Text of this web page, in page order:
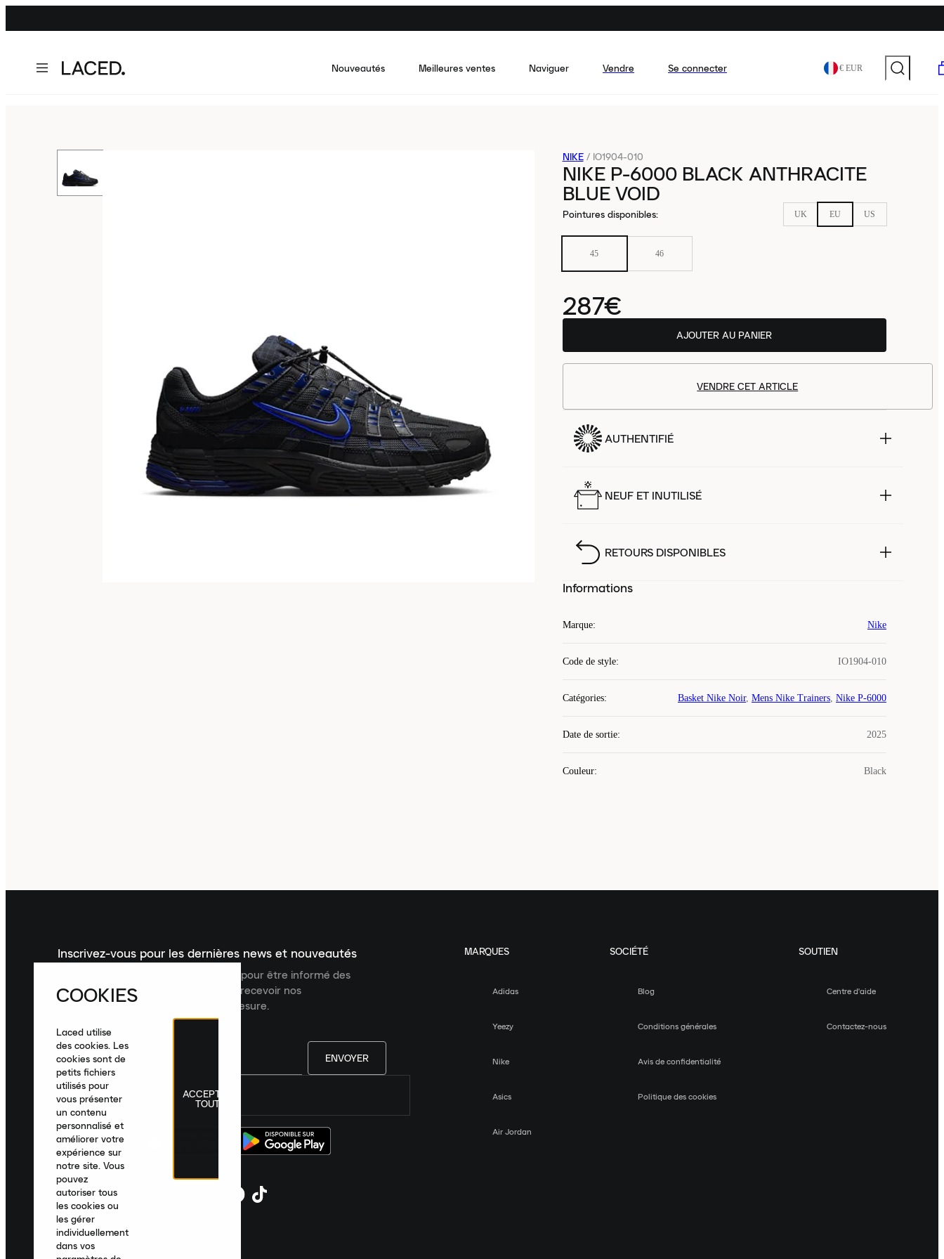
Nouveautés Meilleures ventes Naviguer Vendre Se connecter € EUR
NIKE / IO1904-010
NIKE P-6000 BLACK ANTHRACITE
BLUE VOID
Pointures disponibles: UK EU US
45 46
287€
AJOUTER AU PANIER
VENDRE CET ARTICLE
AUTHENTIFIÉ
NEUF ET INUTILISÉ
RETOURS DISPONIBLES
Informations
Marque: Nike
Code de style: IO1904-010
Catégories: Basket Nike Noir, Mens Nike Trainers, Nike P-6000
Date de sortie: 2025
Couleur: Black
Inscrivez-vous pour les dernières news et nouveautés
Inscrivez-vous à la newsletter Laced pour être informé des
dernières nouveautés, collections et recevoir nos
recommandations de produits sur mesure.
ENVOYER
France|Français
MARQUES
Adidas
Yeezy
Nike
Asics
Air Jordan
SOCIÉTÉ
Blog
Conditions générales
Avis de confidentialité
Politique des cookies
SOUTIEN
Centre d'aide
Contactez-nous
COOKIES
Laced utilise
des cookies. Les
cookies sont de
petits fichiers
utilisés pour
vous présenter
un contenu
personnalisé et
améliorer votre
expérience sur
notre site. Vous
pouvez
autoriser tous
les cookies ou
les gérer
individuellement
dans vos
ACCEPTER
TOUT